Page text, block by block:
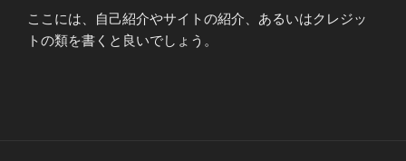
ここには、自己紹介やサイトの紹介、あるいはクレジッ
トの類を書くと良いでしょう。